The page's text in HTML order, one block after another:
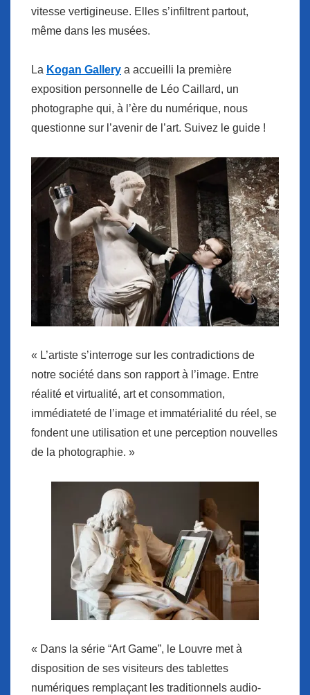
vitesse vertigineuse. Elles s’infiltrent partout,
même dans les musées.
La Kogan Gallery a accueilli la première
exposition personnelle de Léo Caillard, un
photographe qui, à l’ère du numérique, nous
questionne sur l’avenir de l’art. Suivez le guide !
« L’artiste s’interroge sur les contradictions de
notre société dans son rapport à l’image. Entre
réalité et virtualité, art et consommation,
immédiateté de l’image et immatérialité du réel, se
fondent une utilisation et une perception nouvelles
de la photographie. »
« Dans la série “Art Game”, le Louvre met à
disposition de ses visiteurs des tablettes
numériques remplaçant les traditionnels audio-